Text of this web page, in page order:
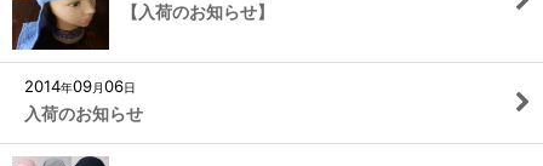
【入荷のお知らせ】
2014年09月06日
入荷のお知らせ